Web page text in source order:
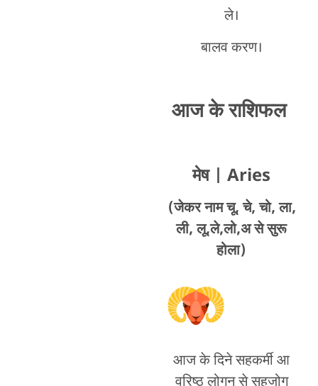
ले।
बालव करण।
आज के राशिफल
मेष | Aries
(जेकर नाम चू, चे, चो, ला,
ली, लू,ले,लो,अ से सुरू
होला)
आज के दिने सहकर्मी आ
वरिष्ठ लोगन से सहजोग